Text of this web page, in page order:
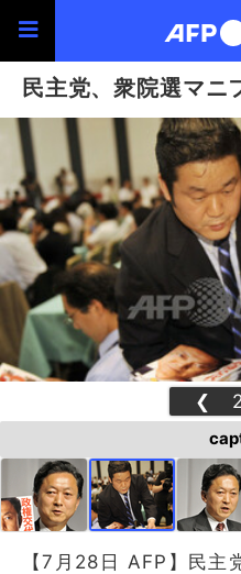
民主党、衆院選マニ
❮
【7月28日 AFP】民